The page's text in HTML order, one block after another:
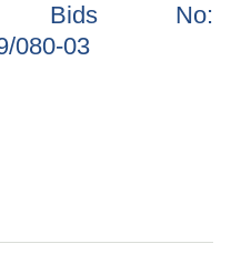
Bids No:
080-03